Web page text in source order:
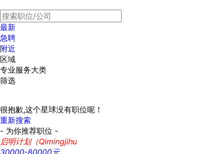
最新
急聘
附近
区域
专业服务大类
筛选
很抱歉,这个星球没有职位呢！
重新搜索
- 为你推荐职位 -
启明计划（Qimingjihu